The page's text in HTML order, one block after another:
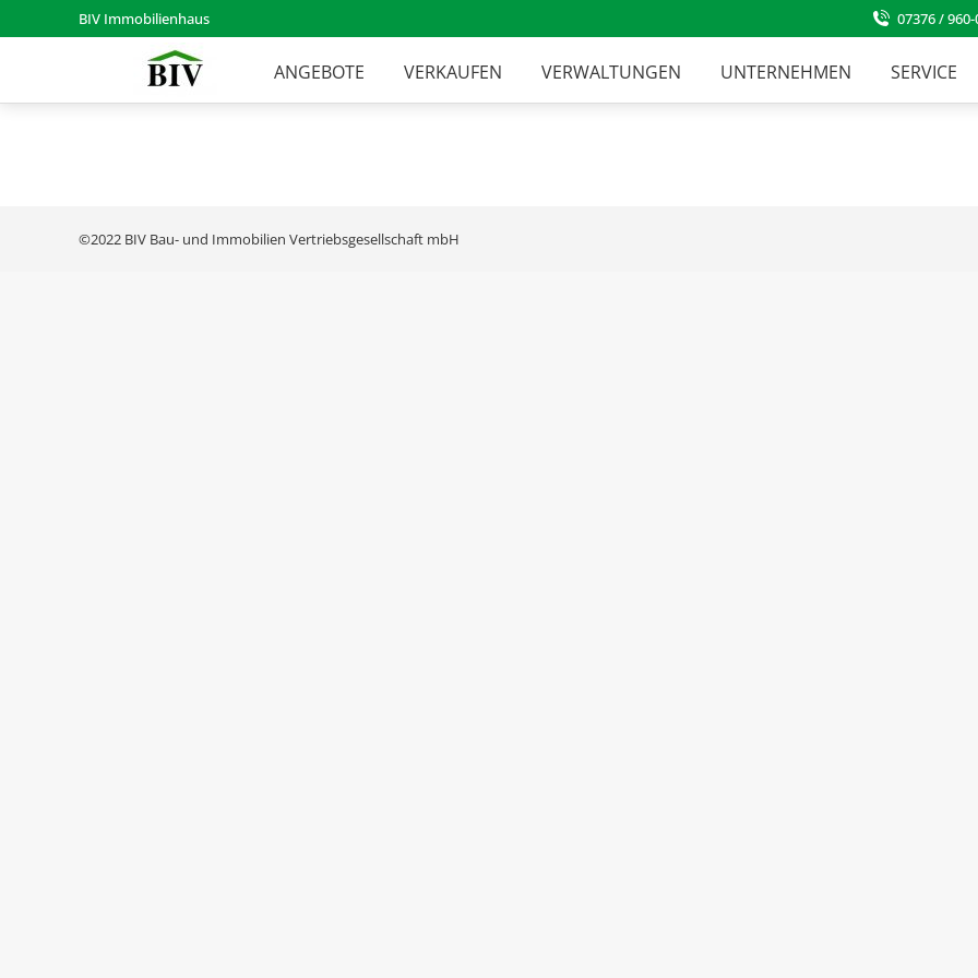
BIV Immobilienhaus 07376 / 960-
ANGEBOTE VERKAUFEN VERWALTUNGEN UNTERNEHMEN SERVICE
©2022 BIV Bau- und Immobilien Vertriebsgesellschaft mbH